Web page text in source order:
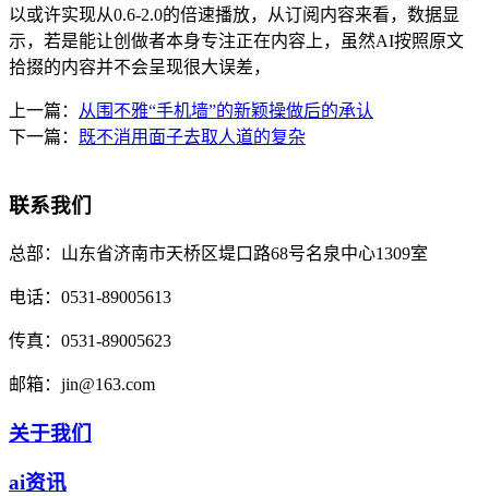
以或许实现从0.6-2.0的倍速播放，从订阅内容来看，数据显
示，若是能让创做者本身专注正在内容上，虽然AI按照原文
拾掇的内容并不会呈现很大误差，
上一篇： 从围不雅“手机墙”的新颖操做后的承认
下一篇： 既不消用面子去取人道的复杂
联系我们
总部： 山东省济南市天桥区堤口路68号名泉中心1309室
电话： 0531-89005613
传真： 0531-89005623
邮箱： jin@163.com
关于我们
ai资讯